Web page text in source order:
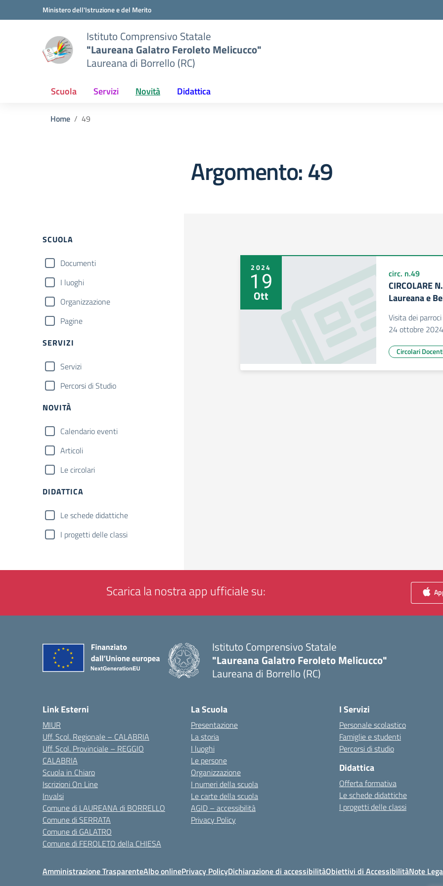
Vai ai contenuti
Vai al menu di navigazioneMinistero dell'Istruzione e del Merito
Istituto Comprensivo Statale
"Laureana Galatro Feroleto Melicucco"
Laureana di Borrello (RC)
Scuola Servizi Novità Didattica
Home 49
Argomento: 49
Filtri
SCUOLA
Documenti
I luoghi
Organizzazione
Pagine
SERVIZI
Servizi
Percorsi di Studio
NOVITÀ
Calendario eventi
Articoli
Le circolari
DIDATTICA
Le schede didattiche
I progetti delle classi
2024
19
Ott
circ. n.49
CIRCOLARE
Laureana e
Visita dei
24 ottobre
Circolari
Scarica la nostra app ufficiale su:
Istituto Comprensivo Statale
"Laureana Galatro Feroleto Melicucco"
Laureana di Borrello (RC)
Link Esterni
MIUR
Uff. Scol. Regionale – CALABRIA
Uff. Scol. Provinciale – REGGIO
CALABRIA
Scuola in Chiaro
Iscrizioni On Line
Invalsi
Comune di LAUREANA di BORRELLO
Comune di SERRATA
Comune di GALATRO
Comune di FEROLETO della CHIESA
La Scuola
Presentazione
La storia
I luoghi
Le persone
Organizzazione
I numeri della scuola
Le carte della scuola
AGID – accessibilità
Privacy Policy
I Servizi
Personale scolastico
Famiglie e studenti
Percorsi di studio
Didattica
Offerta formativa
Le schede didattiche
I progetti delle classi
Amministrazione TrasparenteAlbo onlinePrivacy PolicyDichiarazione di accessibilitàObiettivi di AccessibilitàNote